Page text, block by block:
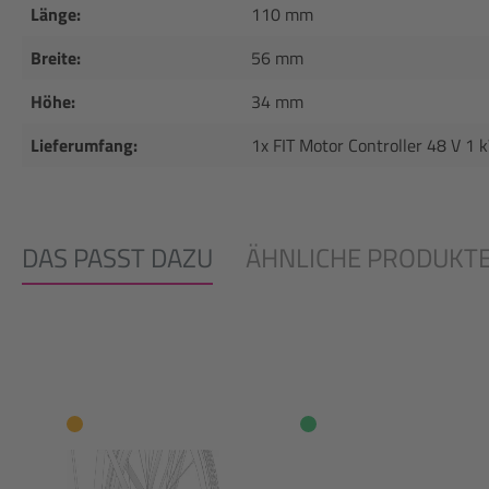
Länge:
110 mm
Breite:
56 mm
Höhe:
34 mm
Lieferumfang:
1x FIT Motor Controller 48 V 1
DAS PASST DAZU ÄHNLICHE